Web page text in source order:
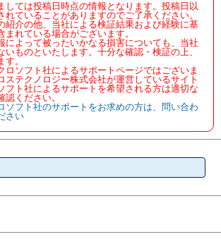
しては投稿日時点の情報となります。投稿日以
れていることがありますのでご了承ください。
紹介の他、当社による検証結果および経験に基
まれている場合がございます。
によって被ったいかなる損害についても、当社
いものといたします。十分な確認・検証の上、
。
ソフト社によるサポートページではございま
ステクノロジー株式会社が運営しているサイト
フト社によるサポートを希望される方は適切な
認ください。
ソフト社のサポートをお求めの方は、問い合わ
さい